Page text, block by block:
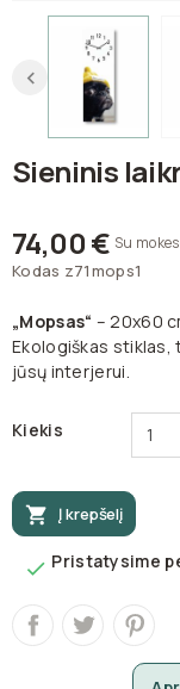
Sieninis
74,00 € Su
Kodas z71mops1
„Mopsas“ – 20x60
Ekologiškas stiklas,
jūsų interjerui.
Kiekis
 Į krepšelį
 Pristatysime